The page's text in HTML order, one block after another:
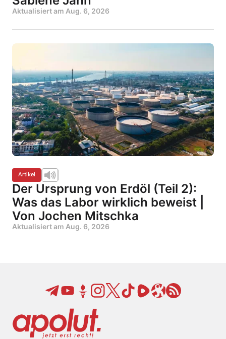
Aktualisiert am Aug. 6, 2026
Artikel
Der Ursprung von Erdöl (Teil 2):
Was das Labor wirklich beweist |
Von Jochen Mitschka
Aktualisiert am Aug. 6, 2026